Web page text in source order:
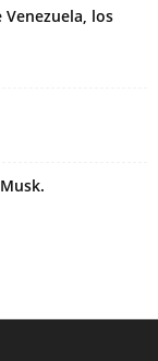
Venezuela, los